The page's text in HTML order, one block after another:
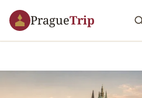
PragueTrip